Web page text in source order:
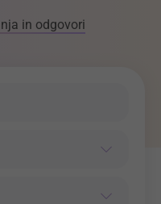
in odgovori